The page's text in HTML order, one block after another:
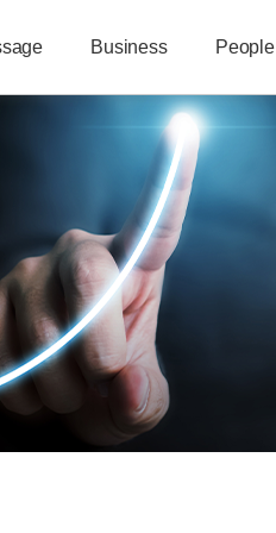
Business People